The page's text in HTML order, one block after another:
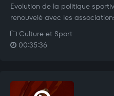
Evolution de la politique
renouvelé avec les
Culture et Sport
00:35:36